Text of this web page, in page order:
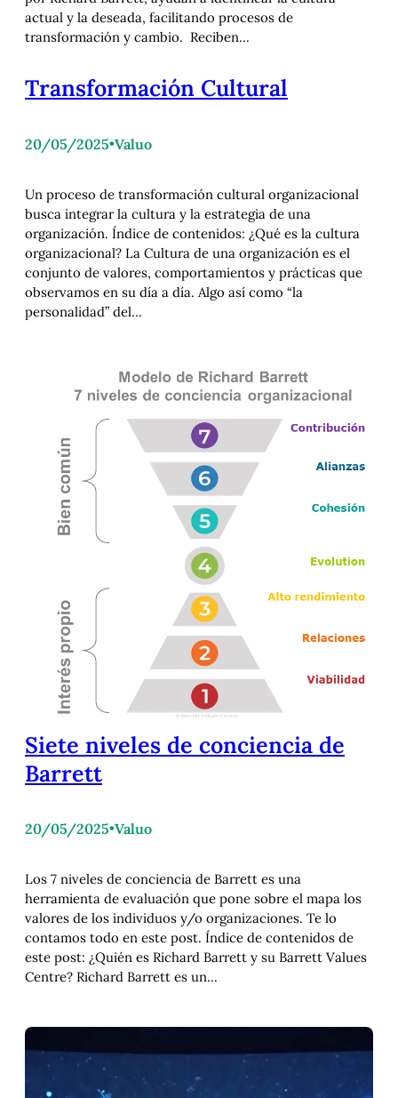
actual y la deseada, facilitando procesos de
transformación y cambio. Reciben…
Transformación Cultural
20/05/2025•Valuo
Un proceso de transformación cultural organizacional
busca integrar la cultura y la estrategia de una
organización. Índice de contenidos: ¿Qué es la cultura
organizacional? La Cultura de una organización es el
conjunto de valores, comportamientos y prácticas que
observamos en su día a día. Algo así como “la
personalidad” del…
Siete niveles de conciencia de
Barrett
20/05/2025•Valuo
Los 7 niveles de conciencia de Barrett es una
herramienta de evaluación que pone sobre el mapa los
valores de los individuos y/o organizaciones. Te lo
contamos todo en este post. Índice de contenidos de
este post: ¿Quién es Richard Barrett y su Barrett Values
Centre? Richard Barrett es un…